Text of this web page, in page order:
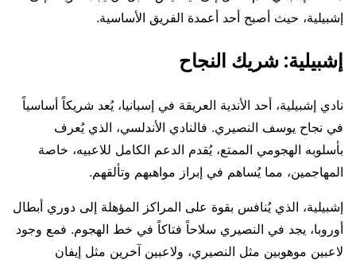
إشبيلية، حيث أصبح أحد أعمدة الفريق الأساسية.
إشبيلية: شريك النجاح
نادي إشبيلية، أحد الأندية العريقة في إسبانيا، يُعد شريكاً أساسياً
في نجاح يوسف النصيري. فالنادي الأندلسي، الذي يُعرف
بأسلوبه الهجومي الممتع، يُقدم الدعم الكامل للاعبيه، خاصة
المهاجمين، مما يُساهم في إبراز مواهبهم وتألقهم.
إشبيلية، الذي يُنافس بقوة على المراكز المؤهلة إلى دوري أبطال
أوروبا، يجد في النصيري سلاحاً فتاكاً في خط الهجوم. فمع وجود
لاعبين موهوبين مثل النصيري، ولاعبين آخرين مثل إيفان